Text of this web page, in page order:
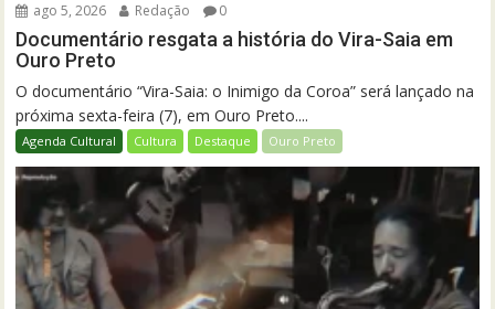
ago 5, 2026 Redação 0
Documentário resgata a história do Vira-Saia em
Ouro Preto
O documentário “Vira-Saia: o Inimigo da Coroa” será lançado na
próxima sexta-feira (7), em Ouro Preto....
Agenda Cultural Cultura Destaque Ouro Preto